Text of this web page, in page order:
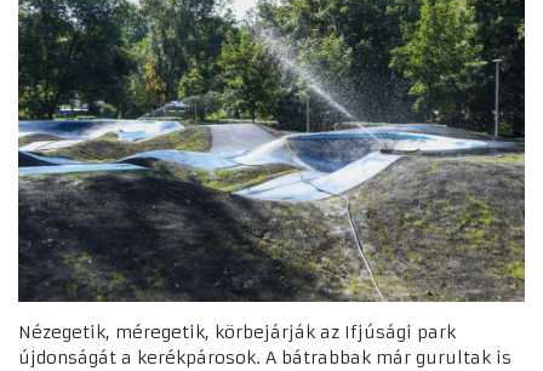
Nézegetik, méregetik, körbejárják az Ifjúsági park
újdonságát a kerékpárosok. A bátrabbak már gurultak is